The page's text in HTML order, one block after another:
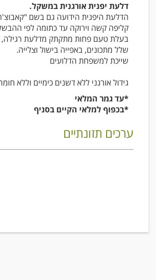
דלעת יפנית אורגנית במשקל.
הדלעת היפנית הידועה גם בשם
קליפה קשה וירוקה עד כתומה לפי
בעלת טעם פחות מתקתק מדלעת
שלל מתכונים, באפייה בישול וצלייה.
שייכת למשפחת הדלועים
גידול אורגני ללא דשנים כימיים וללא
*עד גמר המלאי
*בכפוף למלאי הקיים בסניף
ערכים תזונתיים